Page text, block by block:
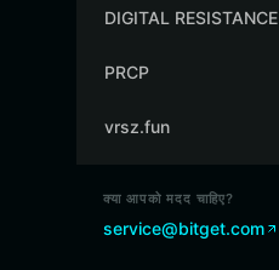
DIGITAL RESISTANCE
PRCP
vrsz.fun
क्या आपको मदद चाहिए?
service@bitget.com